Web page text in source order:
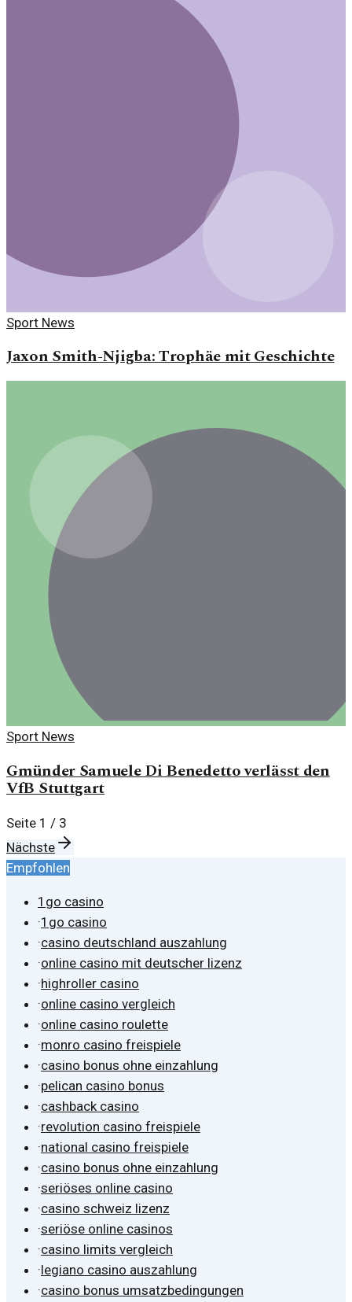
Sport News
Jaxon Smith-Njigba: Trophäe mit Geschichte
Sport News
Gmünder Samuele Di Benedetto verlässt den
VfB Stuttgart
Seite 1 / 3
Nächste
Empfohlen
1go casino
·1go casino
·casino deutschland auszahlung
·online casino mit deutscher lizenz
·highroller casino
·online casino vergleich
·online casino roulette
·monro casino freispiele
·casino bonus ohne einzahlung
·pelican casino bonus
·cashback casino
·revolution casino freispiele
·national casino freispiele
·casino bonus ohne einzahlung
·seriöses online casino
·casino schweiz lizenz
·seriöse online casinos
·casino limits vergleich
·legiano casino auszahlung
·casino bonus umsatzbedingungen